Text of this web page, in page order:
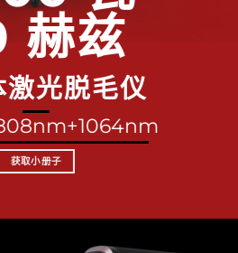
赫兹
激光脱毛仪
获取小册子